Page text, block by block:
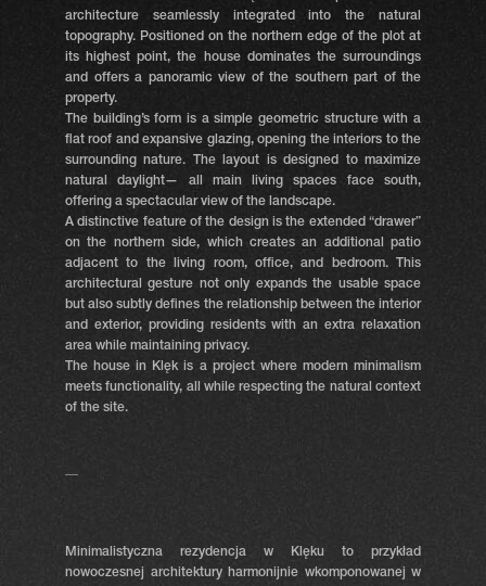
architecture seamlessly integrated into the natural
topography. Positioned on the northern edge of the plot at
its highest point, the house dominates the surroundings
and offers a panoramic view of the southern part of the
property.
The building’s form is a simple geometric structure with a
flat roof and expansive glazing, opening the interiors to the
surrounding nature. The layout is designed to maximize
natural daylight— all main living spaces face south,
offering a spectacular view of the landscape.
A distinctive feature of the design is the extended “drawer”
on the northern side, which creates an additional patio
adjacent to the living room, office, and bedroom. This
architectural gesture not only expands the usable space
but also subtly defines the relationship between the interior
and exterior, providing residents with an extra relaxation
area while maintaining privacy.
The house in Klęk is a project where modern minimalism
meets functionality, all while respecting the natural context
of the site.
Minimalistyczna rezydencja w Klęku to przykład
nowoczesnej architektury harmonijnie wkomponowanej w